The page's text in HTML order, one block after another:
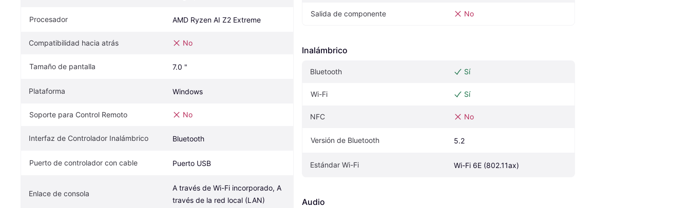
Procesador AMD Ryzen AI Z2 Extreme
Compatibilidad hacia atrás No
Tamaño de pantalla 7.0 "
Plataforma Windows
Soporte para Control Remoto No
Interfaz de Controlador Inalámbrico Bluetooth
Puerto de controlador con cable Puerto USB
Enlace de consola
A través de Wi-Fi incorporado, A
través de la red local (LAN)
Salida de componente No
Inalámbrico
Bluetooth Sí
Wi-Fi Sí
NFC No
Versión de Bluetooth 5.2
Estándar Wi-Fi Wi-Fi 6E (802.11ax)
Audio